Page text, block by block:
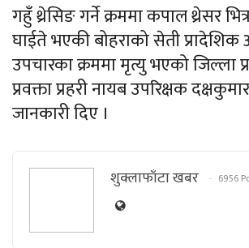
गहुँ थ्रेसिङ गर्ने क्रममा कपाल थ्रेसर
घाईते भएकी बोहराको सेती
उपचारका क्रममा मृत्यु भएको जिल्ला
प्रवक्ता प्रहरी नायब उपरिक्षक
जानकारी दिए ।
शुक्लाफाँटा खबर 6956